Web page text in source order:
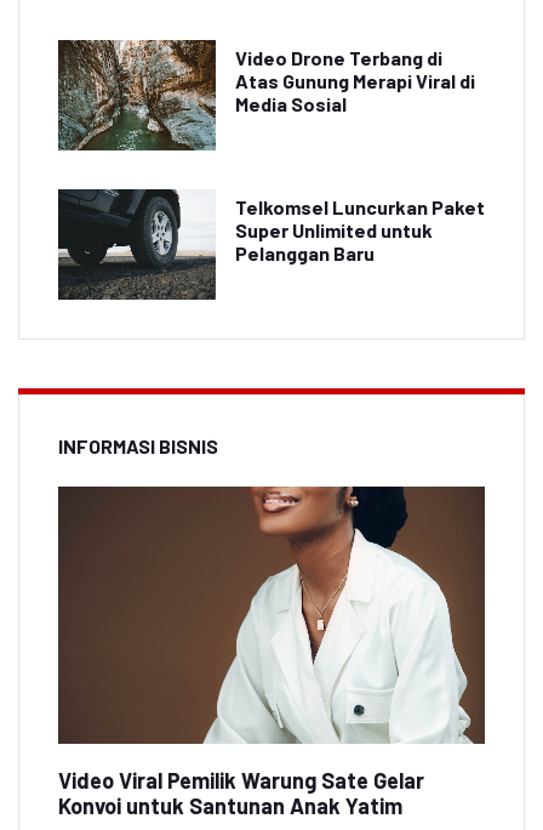
Video Drone Terbang di
Atas Gunung Merapi Viral di
Media Sosial
Telkomsel Luncurkan Paket
Super Unlimited untuk
Pelanggan Baru
INFORMASI BISNIS
Video Viral Pemilik Warung Sate Gelar
Konvoi untuk Santunan Anak Yatim